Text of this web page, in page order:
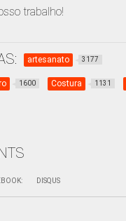
trabalho!
artesanato 3177
1600 Costura 1131
: DISQUS